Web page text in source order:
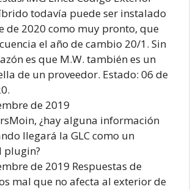
todavía puede ser instalado
de 2020 como muy pronto, que
el año de cambio 20/1. Sin
es que M.W. también es un
de un proveedor. Estado: 06 de
de 2019
¿hay alguna información
llegará la GLC como un
plugin?
de 2019 Respuestas de
mal que no afecta al exterior de